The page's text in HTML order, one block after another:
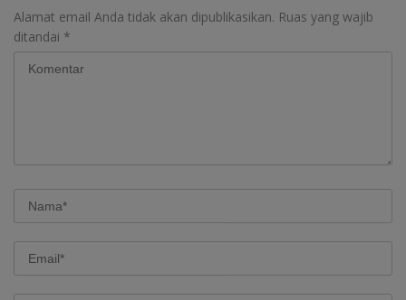
Alamat email Anda tidak akan dipublikasikan. Ruas yang wajib
ditandai *